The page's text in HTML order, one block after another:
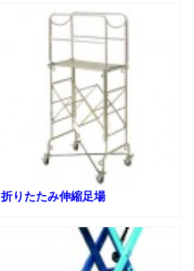
折りたたみ伸縮足場